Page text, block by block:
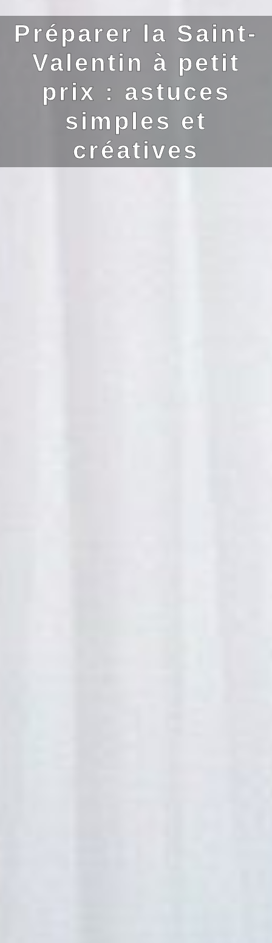
Préparer la Saint-
Valentin à petit
prix : astuces
simples et
créatives